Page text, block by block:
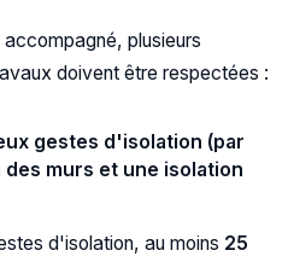
plusieurs
doivent être respectées :
gestes d'isolation (par
murs et une isolation
d'isolation, au moins 25